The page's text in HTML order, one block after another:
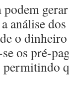
podem
análise
o
os pré-